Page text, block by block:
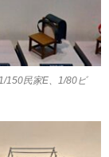
150民家E、1/80ビ